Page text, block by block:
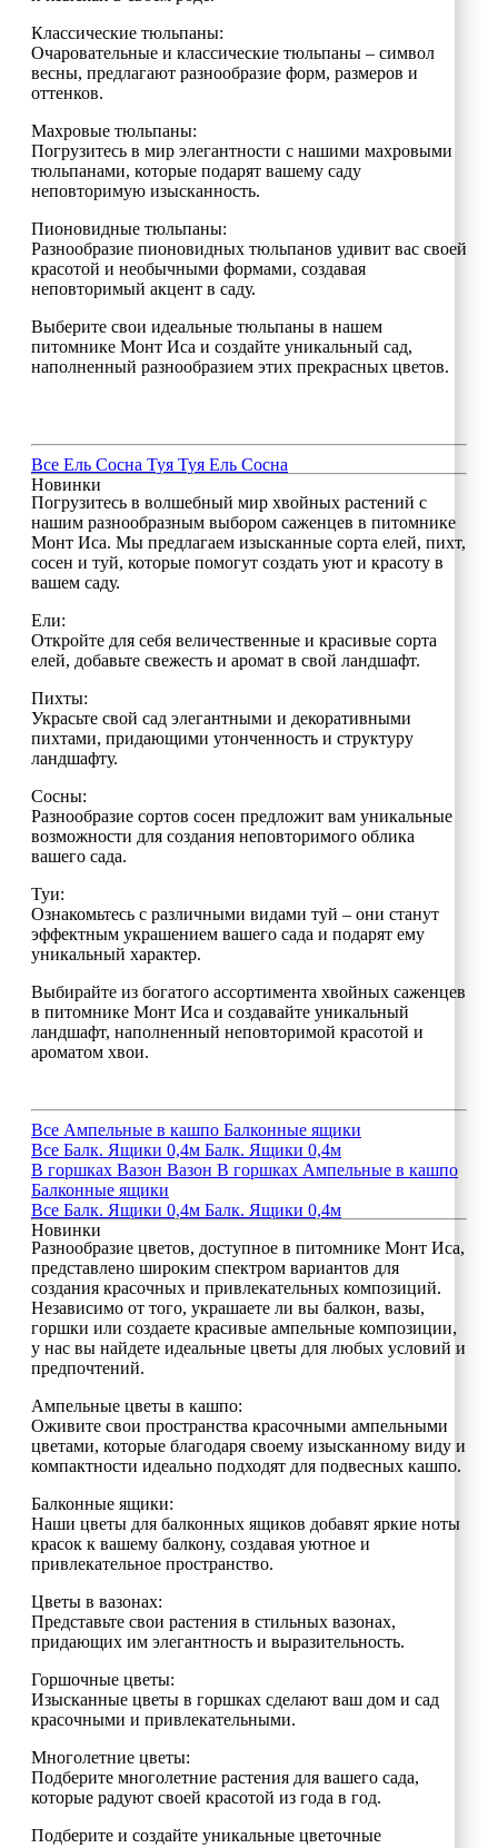
Классические тюльпаны:
Очаровательные и классические тюльпаны – символ
весны, предлагают разнообразие форм, размеров и
оттенков.
Махровые тюльпаны:
Погрузитесь в мир элегантности с нашими махровыми
тюльпанами, которые подарят вашему саду
неповторимую изысканность.
Пионовидные тюльпаны:
Разнообразие пионовидных тюльпанов удивит вас своей
красотой и необычными формами, создавая
неповторимый акцент в саду.
Выберите свои идеальные тюльпаны в нашем
питомнике Монт Иса и создайте уникальный сад,
наполненный разнообразием этих прекрасных цветов.
Все Ель Сосна Туя Туя Ель Сосна
Новинки
Погрузитесь в волшебный мир хвойных растений с
нашим разнообразным выбором саженцев в питомнике
Монт Иса. Мы предлагаем изысканные сорта елей, пихт,
сосен и туй, которые помогут создать уют и красоту в
вашем саду.
Ели:
Откройте для себя величественные и красивые сорта
елей, добавьте свежесть и аромат в свой ландшафт.
Пихты:
Украсьте свой сад элегантными и декоративными
пихтами, придающими утонченность и структуру
ландшафту.
Сосны:
Разнообразие сортов сосен предложит вам уникальные
возможности для создания неповторимого облика
вашего сада.
Туи:
Ознакомьтесь с различными видами туй – они станут
эффектным украшением вашего сада и подарят ему
уникальный характер.
Выбирайте из богатого ассортимента хвойных саженцев
в питомнике Монт Иса и создавайте уникальный
ландшафт, наполненный неповторимой красотой и
ароматом хвои.
Все Ампельные в кашпо Балконные ящики
Все Балк. Ящики 0,4м Балк. Ящики 0,4м
В горшках Вазон Вазон В горшках Ампельные в кашпо
Балконные ящики
Все Балк. Ящики 0,4м Балк. Ящики 0,4м
Новинки
Разнообразие цветов, доступное в питомнике Монт Иса,
представлено широким спектром вариантов для
создания красочных и привлекательных композиций.
Независимо от того, украшаете ли вы балкон, вазы,
горшки или создаете красивые ампельные композиции,
у нас вы найдете идеальные цветы для любых условий и
предпочтений.
Ампельные цветы в кашпо:
Оживите свои пространства красочными ампельными
цветами, которые благодаря своему изысканному виду и
компактности идеально подходят для подвесных кашпо.
Балконные ящики:
Наши цветы для балконных ящиков добавят яркие ноты
красок к вашему балкону, создавая уютное и
привлекательное пространство.
Цветы в вазонах:
Представьте свои растения в стильных вазонах,
придающих им элегантность и выразительность.
Горшочные цветы:
Изысканные цветы в горшках сделают ваш дом и сад
красочными и привлекательными.
Многолетние цветы:
Подберите многолетние растения для вашего сада,
которые радуют своей красотой из года в год.
Подберите и создайте уникальные цветочные